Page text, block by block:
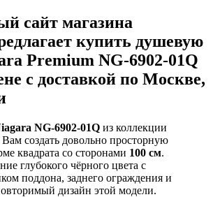
сайт магазина
купить душевую
Premium NG-6902-01Q
с доставкой по Москве,
NG-6902-01Q из коллекции
Вам создать довольно просторную
квадрата со сторонами 100 см.
глубокого чёрного цвета с
поддона, заднего ограждения и
дизайн этой модели.